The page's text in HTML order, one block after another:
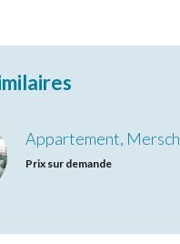
Appartement, Mersch
Prix sur demande